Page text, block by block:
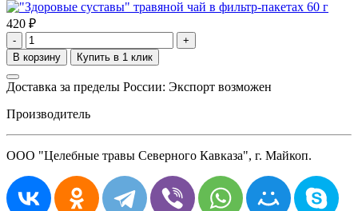
420 ₽
- +
Доставка за пределы России: Экспорт возможен
Производитель
ООО "Целебные травы Северного Кавказа", г. Майкоп.